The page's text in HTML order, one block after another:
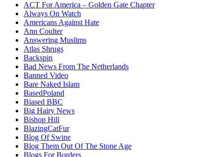
ACT For America – Golden Gate Chapter
Always On Watch
Americans Against Hate
Ann Coulter
Answering Muslims
Atlas Shrugs
Backspin
Bad News From The Netherlands
Banned Video
Bare Naked Islam
BasedPoland
Biased BBC
Big Hairy News
Bishop Hill
BlazingCatFur
Blog Of Swine
Blog Them Out Of The Stone Age
Blogs For Borders